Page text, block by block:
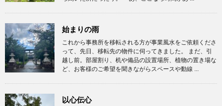
始まりの雨
これから事務所を移転される方が事業風水をご依頼くださ
って、先日、移転先の物件に伺ってきました。 まだ、引
越し前。部屋割り、机や備品の設置場所、植物の置き場な
ど、お客様のご希望を聞きながらスペースや動線 ...
以心伝心